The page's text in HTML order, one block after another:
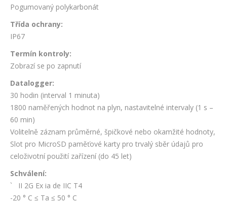
Pogumovaný polykarbonát
Třída ochrany:
IP67
Termín kontroly:
Zobrazí se po zapnutí
Datalogger:
30 hodin (interval 1 minuta)
1800 naměřených hodnot na plyn, nastavitelné intervaly (1 s –
60 min)
Volitelně záznam průměrné, špičkové nebo okamžité hodnoty,
Slot pro MicroSD paměťové karty pro trvalý sběr údajů pro
celoživotní použití zařízení (do 45 let)
Schválení:
` II 2G Ex ia de IIC T4
-20 ° C ≤ Ta ≤ 50 ° C